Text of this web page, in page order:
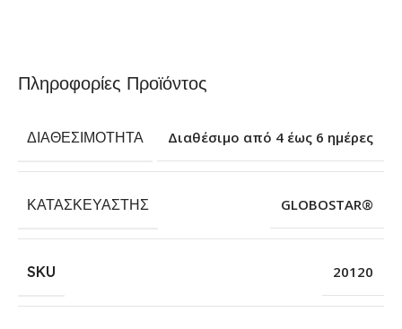
Πληροφορίες Προϊόντος
ΔΙΑΘΕΣΙΜΌΤΗΤΑ Διαθέσιμο από 4 έως 6 ημέρες
ΚΑΤΑΣΚΕΥΑΣΤΉΣ GLOBOSTAR®
SKU 20120